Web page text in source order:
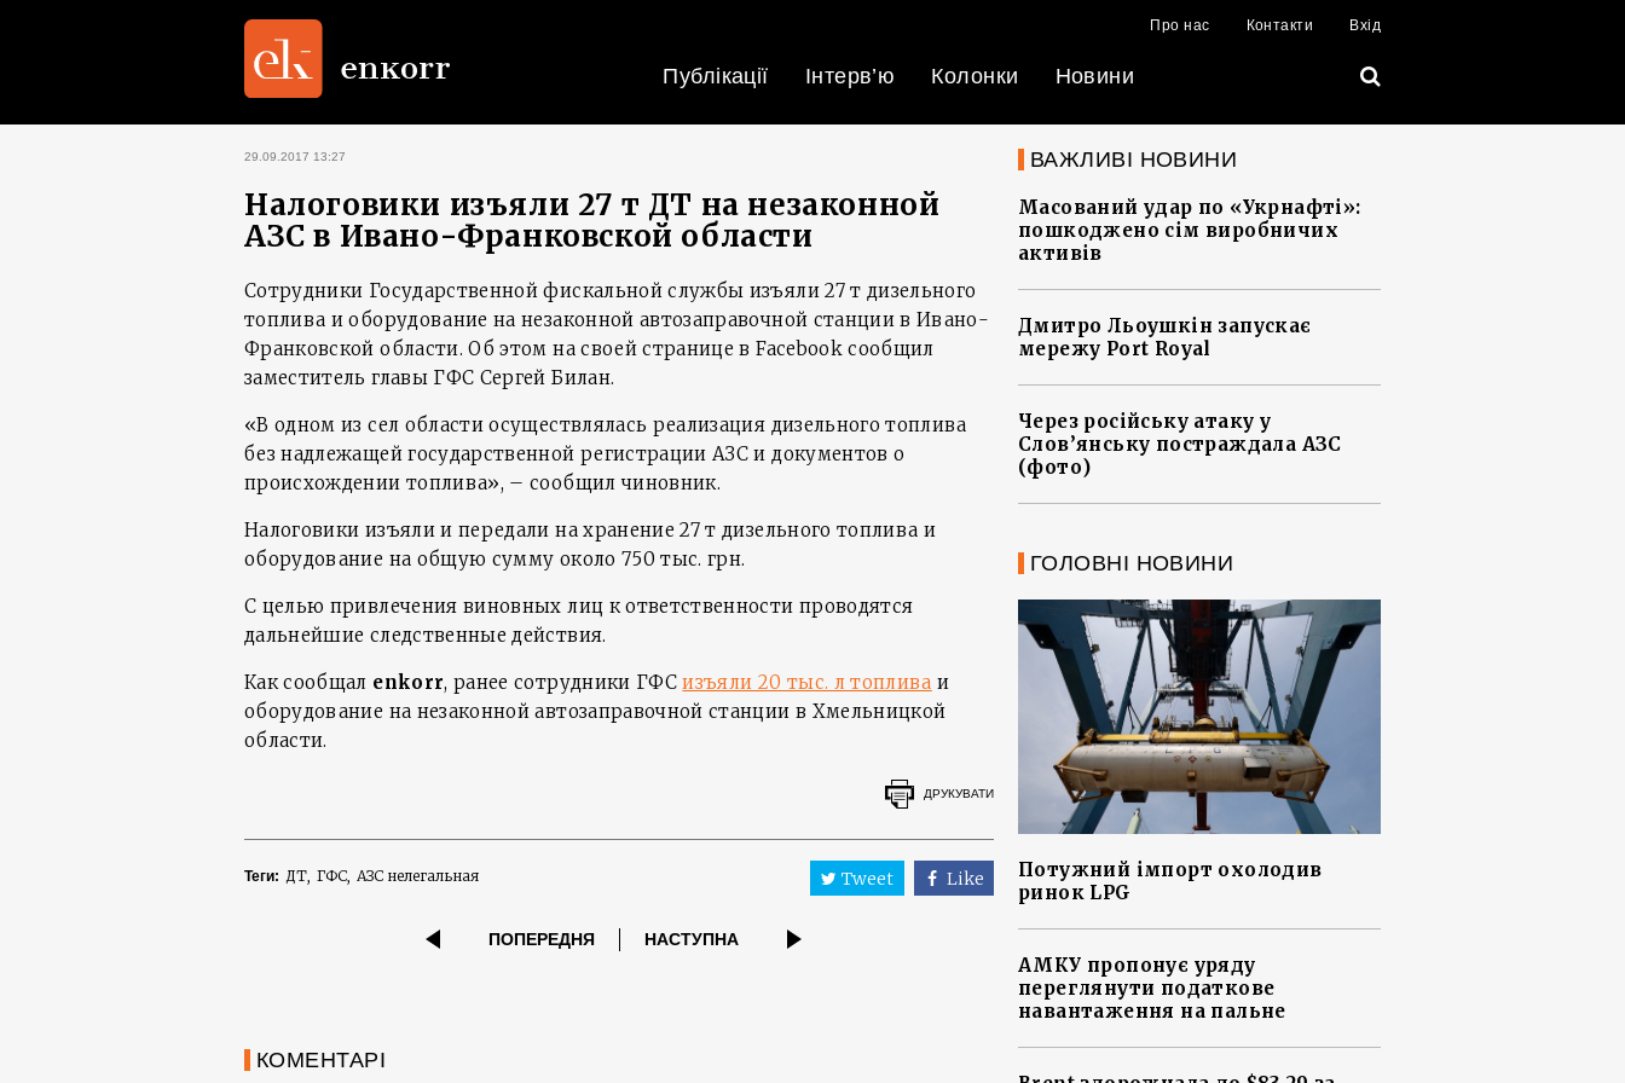
Про нас Контакти Вхід
Публікації Інтерв’ю Колонки Новини
29.09.2017 13:27
Налоговики изъяли 27 т ДТ на незаконной
АЗС в Ивано-Франковской области
Сотрудники Государственной фискальной службы изъяли 27 т дизельного
топлива и оборудование на незаконной автозаправочной станции в Ивано-
Франковской области. Об этом на своей странице в Facebook сообщил
заместитель главы ГФС Сергей Билан.
«В одном из сел области осуществлялась реализация дизельного топлива
без надлежащей государственной регистрации АЗС и документов о
происхождении топлива», – сообщил чиновник.
Налоговики изъяли и передали на хранение 27 т дизельного топлива и
оборудование на общую сумму около 750 тыс. грн.
С целью привлечения виновных лиц к ответственности проводятся
дальнейшие следственные действия.
Как сообщал enkorr, ранее сотрудники ГФСизъяли 20 тыс. л топлива и
оборудование на незаконной автозаправочной станции в Хмельницкой
области.
ДРУКУВАТИ
Теги: ДТ ГФС АЗС нелегальная Tweet Like
ПОПЕРЕДНЯ НАСТУПНА
КОМЕНТАРІ
ВАЖЛИВІ НОВИНИ
Масований удар по «Укрнафті»:
пошкоджено сім виробничих
активів
Дмитро Льоушкін запускає
мережу Port Royal
Через російську атаку у
Слов’янську постраждала АЗС
(фото)
ГОЛОВНІ НОВИНИ
Потужний імпорт охолодив
ринок LPG
АМКУ пропонує уряду
переглянути податкове
навантаження на пальне